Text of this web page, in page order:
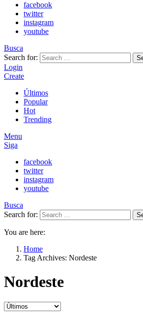
facebook
twitter
instagram
youtube
Busca
Search for:
Login
Create
Últimos
Popular
Hot
Trending
Menu
Siga
facebook
twitter
instagram
youtube
Busca
Search for:
You are here:
Home
Tag Archives: Nordeste
Nordeste